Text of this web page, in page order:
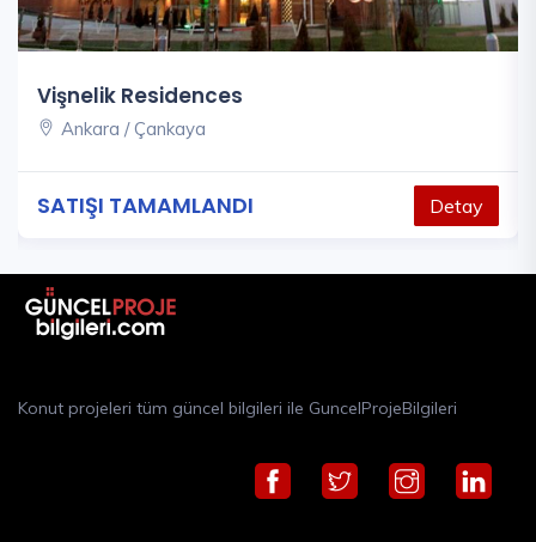
Vişnelik Residences
Ankara / Çankaya
SATIŞI TAMAMLANDI Detay
Konut projeleri tüm güncel bilgileri ile GuncelProjeBilgileri